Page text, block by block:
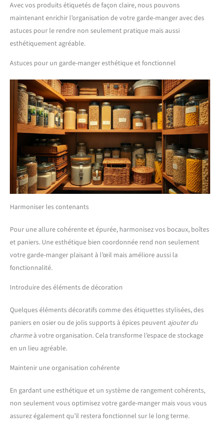
Avec vos produits étiquetés de façon claire, nous pouvons
maintenant enrichir l’organisation de votre garde-manger avec des
astuces pour le rendre non seulement pratique mais aussi
esthétiquement agréable.
Astuces pour un garde-manger esthétique et fonctionnel
Harmoniser les contenants
Pour une allure cohérente et épurée, harmonisez vos bocaux, boîtes
et paniers. Une esthétique bien coordonnée rend non seulement
votre garde-manger plaisant à l’œil mais améliore aussi la
fonctionnalité.
Introduire des éléments de décoration
Quelques éléments décoratifs comme des étiquettes stylisées, des
paniers en osier ou de jolis supports à épices peuvent ajouter du
charmeà votre organisation. Cela transforme l’espace de stockage
en un lieu agréable.
Maintenir une organisation cohérente
En gardant une esthétique et un système de rangement cohérents,
non seulement vous optimisez votre garde-manger mais vous vous
assurez également qu’il restera fonctionnel sur le long terme.